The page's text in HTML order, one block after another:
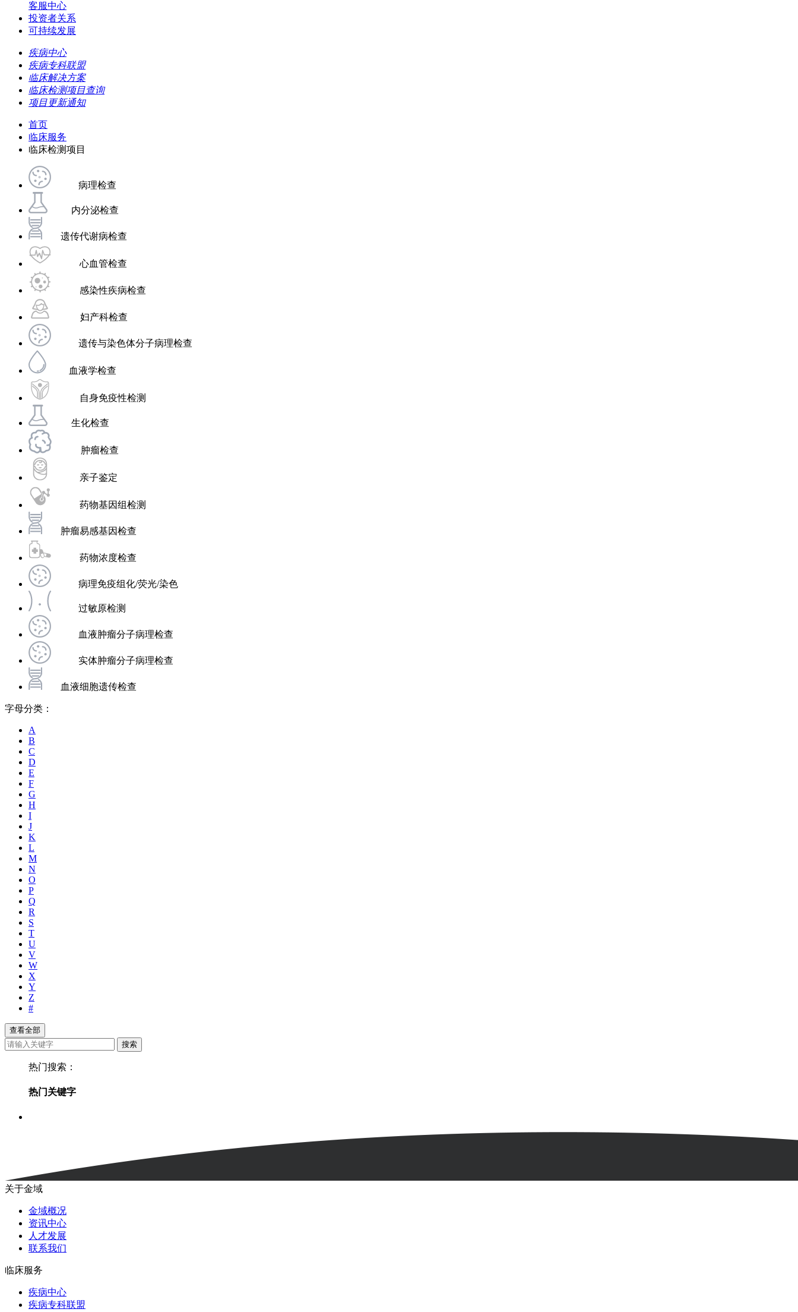
客服中心
投资者关系
可持续发展
疾病中心
疾病专科联盟
临床解决方案
临床检测项目查询
项目更新通知
首页
临床服务
临床检测项目
病理检查
内分泌检查
遗传代谢病检查
心血管检查
感染性疾病检查
妇产科检查
遗传与染色体分子病理检查
血液学检查
自身免疫性检测
生化检查
肿瘤检查
亲子鉴定
药物基因组检测
肿瘤易感基因检查
药物浓度检查
病理免疫组化/荧光/染色
过敏原检测
血液肿瘤分子病理检查
实体肿瘤分子病理检查
血液细胞遗传检查
字母分类：
A
B
C
D
E
F
G
H
I
J
K
L
M
N
O
P
Q
R
S
T
U
V
W
X
Y
Z
#
热门搜索：
热门关键字
关于金域
金域概况
资讯中心
人才发展
联系我们
临床服务
疾病中心
疾病专科联盟